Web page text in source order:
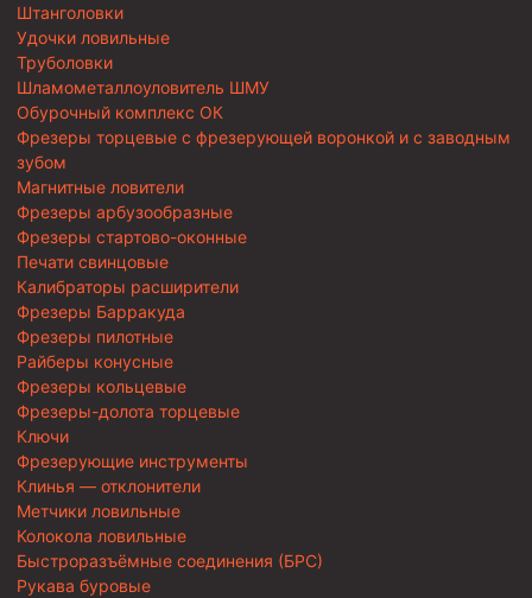
Штанголовки
Удочки ловильные
Труболовки
Шламометаллоуловитель ШМУ
Обурочный комплекс ОК
Фрезеры торцевые с фрезерующей воронкой и с заводным
зубом
Магнитные ловители
Фрезеры арбузообразные
Фрезеры стартово-оконные
Печати свинцовые
Калибраторы расширители
Фрезеры Барракуда
Фрезеры пилотные
Райберы конусные
Фрезеры кольцевые
Фрезеры-долота торцевые
Ключи
Фрезерующие инструменты
Клинья — отклонители
Метчики ловильные
Колокола ловильные
Быстроразъёмные соединения (БРС)
Рукава буровые